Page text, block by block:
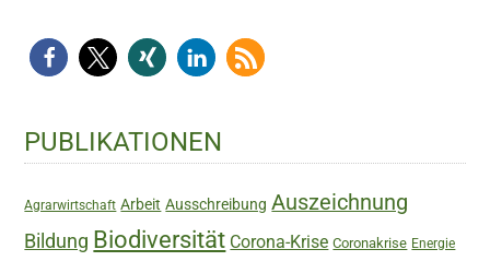
Haupt-
Sidebar
PUBLIKATIONEN
Agrarwirtschaft Arbeit Ausschreibung Auszeichnung
Bildung Biodiversität Corona-Krise Coronakrise Energie